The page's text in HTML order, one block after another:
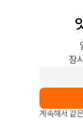
잠
계속해서 같